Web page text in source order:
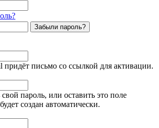
Забыли пароль?
придёт письмо со ссылкой для активации.
пароль, или оставить это поле
создан автоматически.